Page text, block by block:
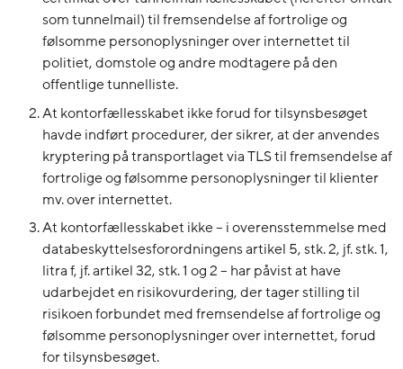
som tunnelmail) til fremsendelse af fortrolige og
følsomme personoplysninger over internettet til
politiet, domstole og andre modtagere på den
offentlige tunnelliste.
At kontorfællesskabet ikke forud for tilsynsbesøget
havde indført procedurer, der sikrer, at der anvendes
kryptering på transportlaget via TLS til fremsendelse af
fortrolige og følsomme personoplysninger til klienter
mv. over internettet.
At kontorfællesskabet ikke – i overensstemmelse med
databeskyttelsesforordningens artikel 5, stk. 2, jf. stk. 1,
litra f, jf. artikel 32, stk. 1 og 2 – har påvist at have
udarbejdet en risikovurdering, der tager stilling til
risikoen forbundet med fremsendelse af fortrolige og
følsomme personoplysninger over internettet, forud
for tilsynsbesøget.